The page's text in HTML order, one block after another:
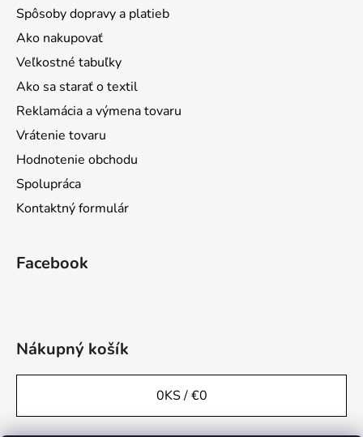
Spôsoby dopravy a platieb
Ako nakupovať
Veľkostné tabuľky
Ako sa starať o textil
Reklamácia a výmena tovaru
Vrátenie tovaru
Hodnotenie obchodu
Spolupráca
Kontaktný formulár
Facebook
Nákupný košík
0KS /€0